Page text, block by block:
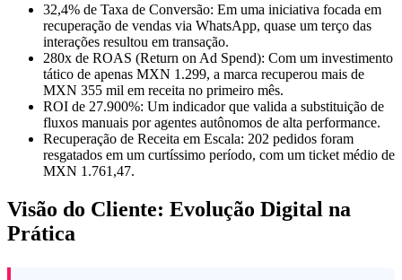
32,4% de Taxa de Conversão: Em uma iniciativa focada em
recuperação de vendas via WhatsApp, quase um terço das
interações resultou em transação.
280x de ROAS (Return on Ad Spend): Com um investimento
tático de apenas MXN 1.299, a marca recuperou mais de
MXN 355 mil em receita no primeiro mês.
ROI de 27.900%: Um indicador que valida a substituição de
fluxos manuais por agentes autônomos de alta performance.
Recuperação de Receita em Escala: 202 pedidos foram
resgatados em um curtíssimo período, com um ticket médio de
MXN 1.761,47.
Visão do Cliente: Evolução Digital na
Prática